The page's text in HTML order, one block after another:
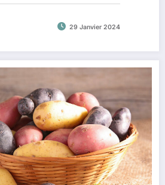
29 Janvier 2024